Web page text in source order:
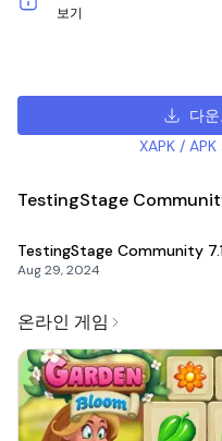
보기
다
XAPK /
TestingStage
TestingStage Community
Aug 29, 2024
온라인 게임